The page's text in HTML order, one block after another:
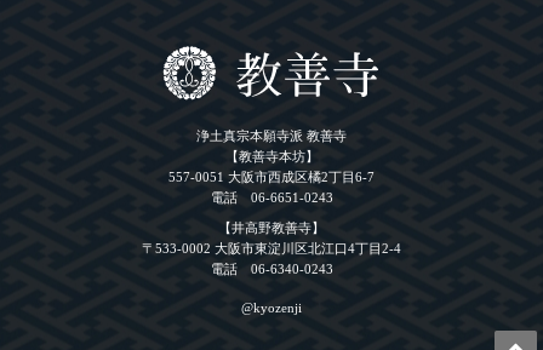
浄土真宗本願寺派 教善寺
【教善寺本坊】
557-0051 大阪市西成区橘2丁目6-7
電話 06-6651-0243
【井高野教善寺】
〒533-0002 大阪市東淀川区北江口4丁目2-4
電話 06-6340-0243
@kyozenji